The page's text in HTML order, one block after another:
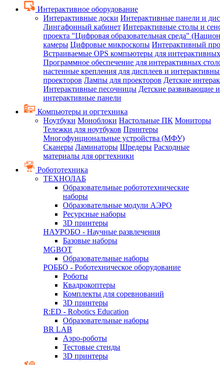
Интерактивное оборудование
Интерактивные доски Интерактивные панели и
Лингафонный кабинет Интерактивные столы и
проекта "Цифровая образовательная среда"
камеры Цифровые микроскопы Интерактивный
Встраиваемые OPS компьютеры для
Программное обеспечение для интерактивных
настенные крепления для дисплеев и
проекторов Лампы для проекторов Детские
Интерактивные песочницы Детские развивающие
интерактивные панели
Компьютеры и оргтехника
Ноутбуки Моноблоки Настольные ПК Мониторы
Тележки для ноутбуков Принтеры
Многофунциональные устройства (МФУ)
Сканеры Ламинаторы Шредеры Расходные
материалы для оргтехники
Робототехника
ТЕХНОЛАБ
Образовательные робототехнические
наборы
Образовательные модули АЭРО
Ресурсные наборы
3D принтеры
НАУРОБО - Научные развлечения
Базовые наборы
MGBOT
Образовательные наборы
РОББО - Роботехническое оборудование
Роботы
Квадрокоптеры
Комплекты для соревнований
3D принтеры
R:ED - Robotics Education
Образовательные наборы
BR LAB
Аэро-роботы
Тестовые стенды
3D принтеры